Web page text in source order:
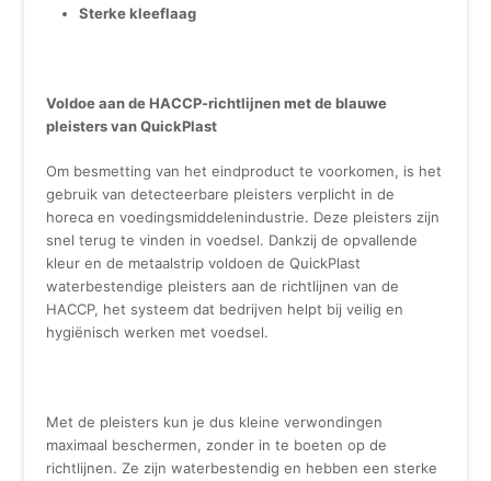
Sterke kleeflaag
Voldoe aan de HACCP-richtlijnen met de blauwe
pleisters van QuickPlast
Om besmetting van het eindproduct te voorkomen, is het
gebruik van detecteerbare pleisters verplicht in de
horeca en voedingsmiddelenindustrie. Deze pleisters zijn
snel terug te vinden in voedsel. Dankzij de opvallende
kleur en de metaalstrip voldoen de QuickPlast
waterbestendige pleisters aan de richtlijnen van de
HACCP, het systeem dat bedrijven helpt bij veilig en
hygiënisch werken met voedsel.
Met de pleisters kun je dus kleine verwondingen
maximaal beschermen, zonder in te boeten op de
richtlijnen. Ze zijn waterbestendig en hebben een sterke